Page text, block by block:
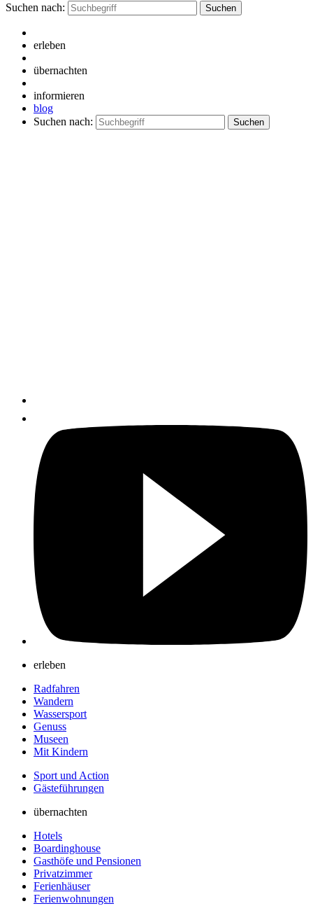
Suchen nach:
erleben
übernachten
informieren
blog
Suchen nach:
erleben
Radfahren
Wandern
Wassersport
Genuss
Museen
Mit Kindern
Sport und Action
Gästeführungen
übernachten
Hotels
Boardinghouse
Gasthöfe und Pensionen
Privatzimmer
Ferienhäuser
Ferienwohnungen